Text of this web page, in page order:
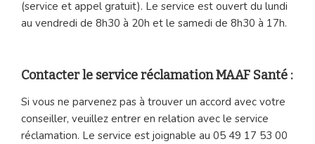
(service et appel gratuit). Le service est ouvert du lundi
au vendredi de 8h30 à 20h et le samedi de 8h30 à 17h.
Contacter le service réclamation MAAF Santé :
Si vous ne parvenez pas à trouver un accord avec votre
conseiller, veuillez entrer en relation avec le service
réclamation. Le service est joignable au 05 49 17 53 00